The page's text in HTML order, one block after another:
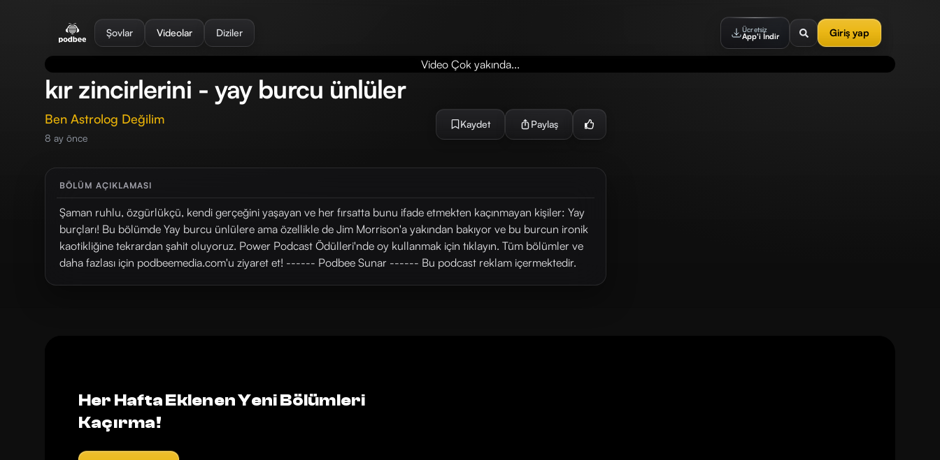
Şovlar Videolar Diziler Ücretsiz
App'i İndir Giriş yap
Video Çok yakında...
kır zincirlerini - yay burcu ünlüler
Ben Astrolog Değilim
8 ay önce
Kaydet Paylaş
BÖLÜM AÇIKLAMASI
Şaman ruhlu, özgürlükçü, kendi gerçeğini yaşayan ve her fırsatta bunu ifade etmekten kaçınmayan kişiler: Yay
burçları! Bu bölümde Yay burcu ünlülere ama özellikle de Jim Morrison'a yakından bakıyor ve bu burcun ironik
kaotikliğine tekrardan şahit oluyoruz. Power Podcast Ödülleri'nde oy kullanmak için tıklayın.⁠ Tüm bölümler ve
daha fazlası için ⁠⁠⁠⁠⁠⁠⁠⁠⁠⁠⁠⁠⁠⁠⁠podbeemedia.com⁠⁠⁠⁠⁠⁠⁠⁠⁠⁠⁠⁠⁠⁠⁠'u ziyaret et! ------ Podbee Sunar ------ Bu podcast reklam içermektedir.
Her Hafta Eklenen Yeni Bölümleri
Kaçırma!